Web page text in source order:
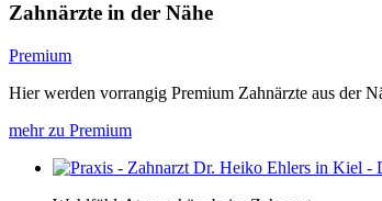
Zahnärzte in der Nähe
Premium
Hier werden vorrangig Premium Zahnärzte aus der
mehr zu Premium